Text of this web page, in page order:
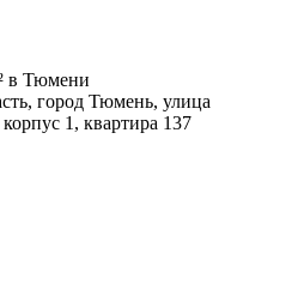
в Тюмени
город Тюмень, улица
1, квартира 137